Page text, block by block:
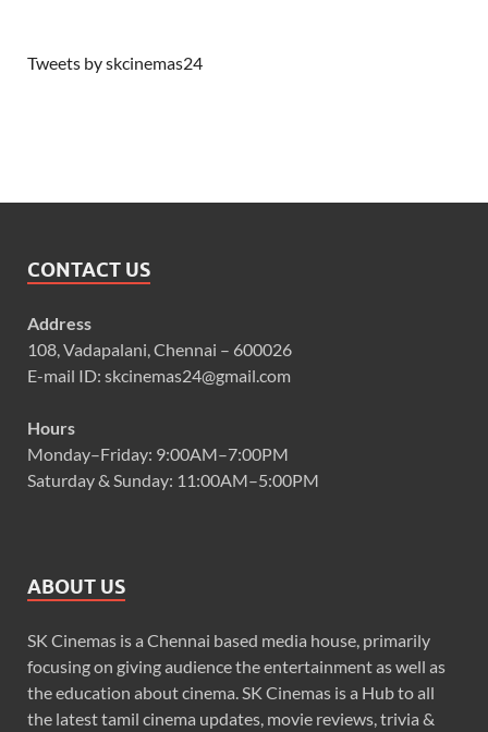
Tweets by skcinemas24
CONTACT US
Address
108, Vadapalani, Chennai – 600026
E-mail ID: skcinemas24@gmail.com
Hours
Monday–Friday: 9:00AM–7:00PM
Saturday & Sunday: 11:00AM–5:00PM
ABOUT US
SK Cinemas is a Chennai based media house, primarily
focusing on giving audience the entertainment as well as
the education about cinema. SK Cinemas is a Hub to all
the latest tamil cinema updates, movie reviews, trivia &